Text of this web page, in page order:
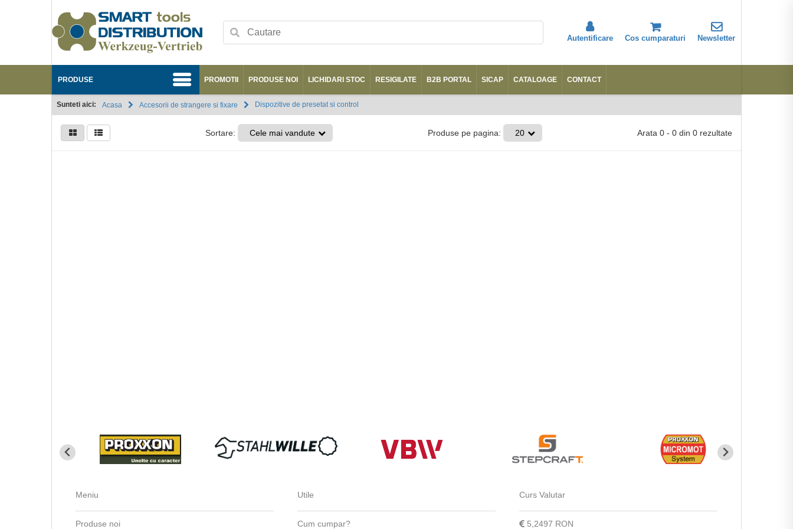
Autentificare Cos cumparaturi Newsletter
Abonare
PRODUSE PROMOTII PRODUSE NOI LICHIDARI STOC RESIGILATE B2B PORTAL SICAP CATALOAGE CONTACT
Sunteti aici: Acasa Dispozitive de presetat si control
Accesorii de strangere si fixare
Sortare: Cele mai vandute Produse pe pagina: 20 Arata 0 - 0 din 0 rezultate
Meniu
Produse noi
Utile
Cum cumpar?
Curs Valutar
5,2497 RON